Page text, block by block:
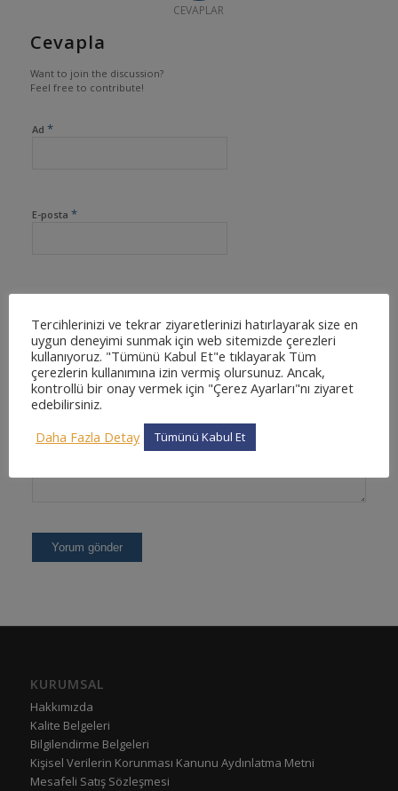
CEVAPLAR
Cevapla
Want to join the discussion?
Feel free to contribute!
Ad *
E-posta *
KURUMSAL
Hakkımızda
Kalite Belgeleri
Bilgilendirme Belgeleri
Kişisel Verilerin Korunması Kanunu Aydınlatma Metni
Mesafeli Satış Sözleşmesi
Tercihlerinizi ve tekrar ziyaretlerinizi hatırlayarak size en
uygun deneyimi sunmak için web sitemizde çerezleri
kullanıyoruz. "Tümünü Kabul Et"e tıklayarak Tüm
çerezlerin kullanımına izin vermiş olursunuz. Ancak,
kontrollü bir onay vermek için "Çerez Ayarları"nı ziyaret
edebilirsiniz.
Daha Fazla Detay
Tümünü Kabul Et